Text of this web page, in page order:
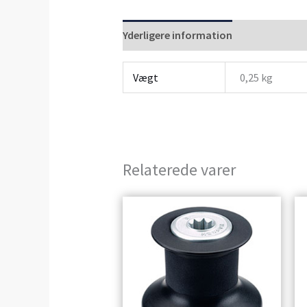
Yderligere information
Vægt 0,25 kg
Relaterede varer